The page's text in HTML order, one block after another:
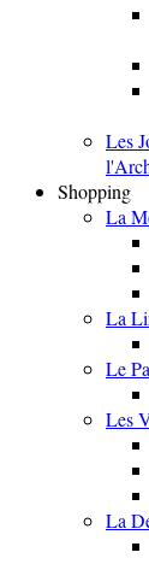
Les
Shopping
La
La
Le
Les
La